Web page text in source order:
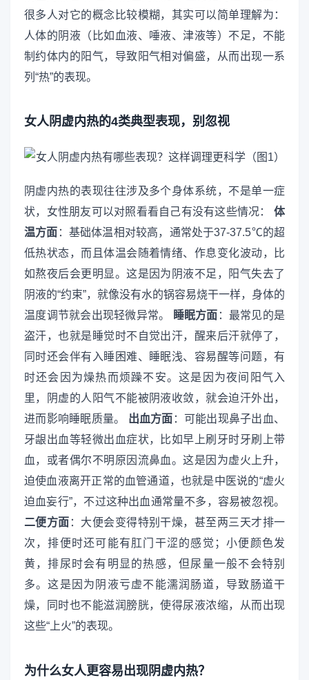
很多人对它的概念比较模糊，其实可以简单理解为：
人体的阴液（比如血液、唾液、津液等）不足，不能
制约体内的阳气，导致阳气相对偏盛，从而出现一系
列“热”的表现。
女人阴虚内热的4类典型表现，别忽视
阴虚内热的表现往往涉及多个身体系统，不是单一症
状，女性朋友可以对照看看自己有没有这些情况： 体
温方面 ：基础体温相对较高，通常处于37-37.5℃的超
低热状态，而且体温会随着情绪、作息变化波动，比
如熬夜后会更明显。这是因为阴液不足，阳气失去了
阴液的“约束”，就像没有水的锅容易烧干一样，身体的
温度调节就会出现轻微异常。
睡眠方面 ：最常见的是
盗汗，也就是睡觉时不自觉出汗，醒来后汗就停了，
同时还会伴有入睡困难、睡眠浅、容易醒等问题，有
时还会因为燥热而烦躁不安。这是因为夜间阳气入
里，阴虚的人阳气不能被阴液收敛，就会迫汗外出，
进而影响睡眠质量。 出血方面 ：可能出现鼻子出血、
牙龈出血等轻微出血症状，比如早上刷牙时牙刷上带
血，或者偶尔不明原因流鼻血。这是因为虚火上升，
迫使血液离开正常的血管通道，也就是中医说的“虚火
迫血妄行”，不过这种出血通常量不多，容易被忽视。
二便方面 ：大便会变得特别干燥，甚至两三天才排一
次，排便时还可能有肛门干涩的感觉；小便颜色发
黄，排尿时会有明显的热感，但尿量一般不会特别
多。这是因为阴液亏虚不能濡润肠道，导致肠道干
燥，同时也不能滋润膀胱，使得尿液浓缩，从而出现
这些“上火”的表现。
为什么女人更容易出现阴虚内热？